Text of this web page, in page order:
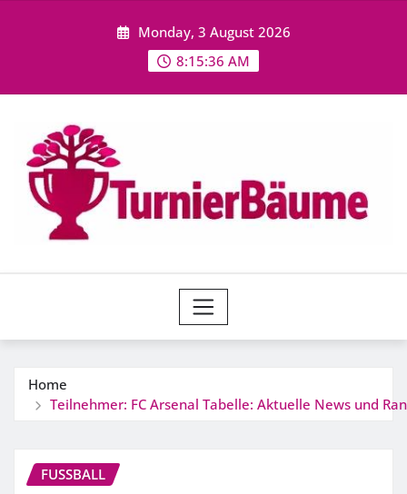
Monday, 3 August 2026
8:15:37 AM
Home
Teilnehmer: FC Arsenal Tabelle: Aktuelle News und
FUSSBALL